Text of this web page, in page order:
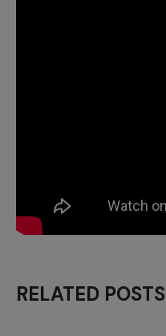
RELATED POSTS